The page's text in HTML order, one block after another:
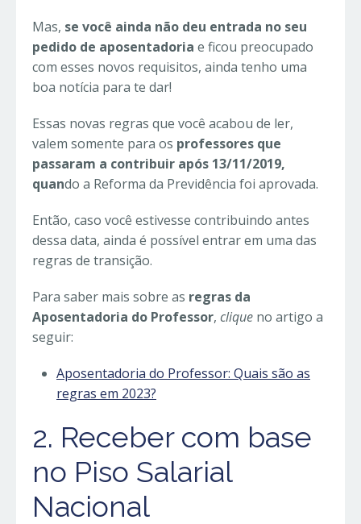
Mas, se você ainda não deu entrada no seu
pedido de aposentadoria e ficou preocupado
com esses novos requisitos, ainda tenho uma
boa notícia para te dar!
Essas novas regras que você acabou de ler,
valem somente para os professores que
passaram a contribuir após 13/11/2019,
quando a Reforma da Previdência foi aprovada.
Então, caso você estivesse contribuindo antes
dessa data, ainda é possível entrar em uma das
regras de transição.
Para saber mais sobre as regras da
Aposentadoria do Professor, clique no artigo a
seguir:
Aposentadoria do Professor: Quais são as
regras em 2023?
2. Receber com base
no Piso Salarial
Nacional